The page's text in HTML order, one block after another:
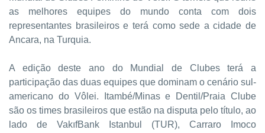
as melhores equipes do mundo conta com dois
representantes brasileiros e terá como sede a cidade de
Ancara, na Turquia.
A edição deste ano do Mundial de Clubes terá a
participação das duas equipes que dominam o cenário sul-
americano do Vôlei. Itambé/Minas e Dentil/Praia Clube
são os times brasileiros que estão na disputa pelo título, ao
lado de VakıfBank Istanbul (TUR), Carraro Imoco